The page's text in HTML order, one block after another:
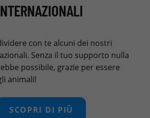
con te alcuni dei nostri
Senza il tuo supporto nulla
possibile, grazie per essere
animali!
SCOPRI DI PIÙ